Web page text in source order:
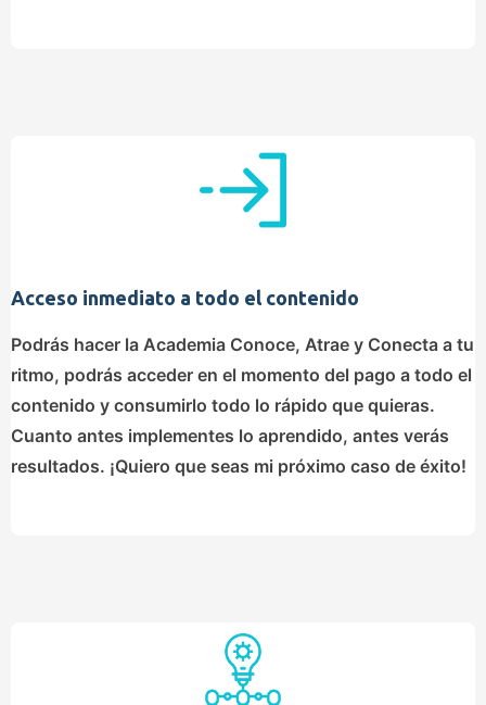
Acceso inmediato a todo el contenido
Podrás hacer la Academia Conoce, Atrae y Conecta a tu
ritmo, podrás acceder en el momento del pago a todo el
contenido y consumirlo todo lo rápido que quieras.
Cuanto antes implementes lo aprendido, antes verás
resultados. ¡Quiero que seas mi próximo caso de éxito!